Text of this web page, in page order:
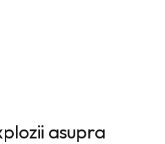
asupra